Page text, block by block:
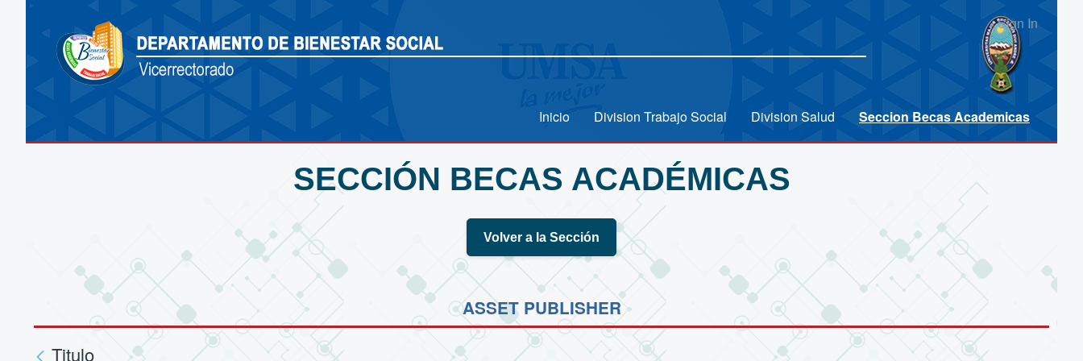
Sign In
Inicio Division Trabajo Social Division Salud Seccion Becas Academicas
SECCIÓN BECAS ACADÉMICAS
Volver a la Sección
ASSET PUBLISHER
Titulo